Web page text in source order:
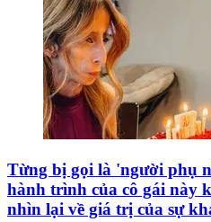
Từng bị gọi là 'người phụ
hành trình của cô gái này
nhìn lại về giá trị của sự